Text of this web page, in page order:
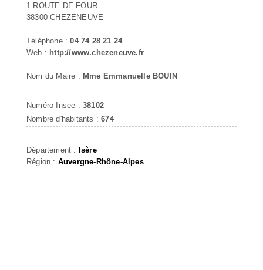
1 ROUTE DE FOUR
38300 CHEZENEUVE
Téléphone :04 74 28 21 24
Web : http://www.chezeneuve.fr
Nom du Maire : Mme Emmanuelle BOUIN
Numéro Insee : 38102
Nombre d'habitants :674
Département : Isère
Région : Auvergne-Rhône-Alpes